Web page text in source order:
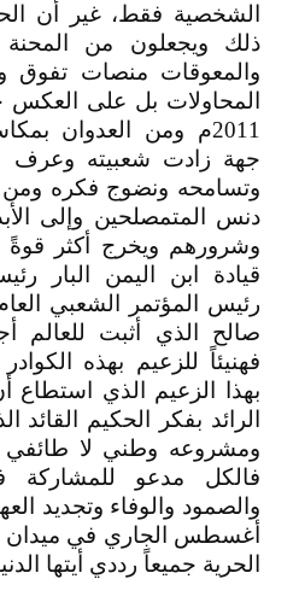
الشخصية فقط، غير أن
ذلك ويجعلون من المحنة
والمعوقات منصات تفوق
المحاولات بل على العكس
2011م ومن العدوان
جهة زادت شعبيته وعرف
وتسامحه ونضوج فكره
دنس المتمصلحين وإلى
وشرورهم ويخرج أكثر قوةً
قيادة ابن اليمن البار
رئيس المؤتمر الشعبي
صالح الذي أثبت للعالم
فهنيئاً للزعيم بهذه
بهذا الزعيم الذي
الرائد بفكر الحكيم
ومشروعه وطني لا طائفي
فالكل مدعو للمشاركة
أغسطس الجاري في ميدان
الحرية جميعاً رددي أيتها